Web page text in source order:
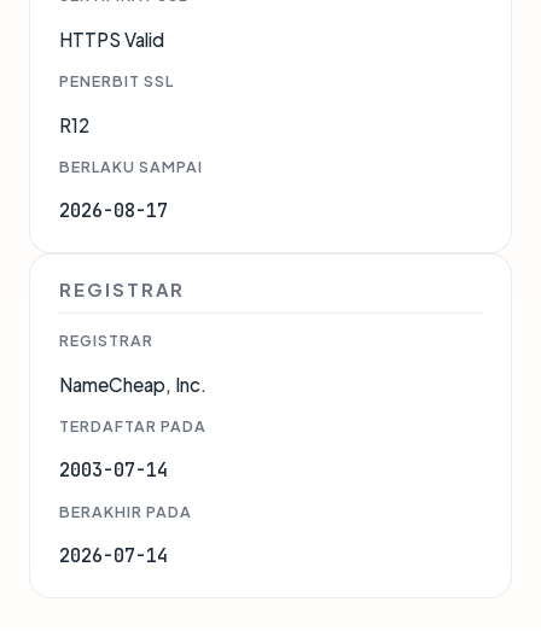
HTTPS Valid
PENERBIT SSL
R12
BERLAKU SAMPAI
2026-08-17
REGISTRAR
REGISTRAR
NameCheap, Inc.
TERDAFTAR PADA
2003-07-14
BERAKHIR PADA
2026-07-14